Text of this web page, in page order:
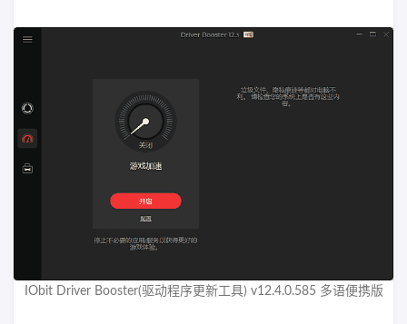
IObit Driver Booster(驱动程序更新工具) v12.4.0.585 多语便携版